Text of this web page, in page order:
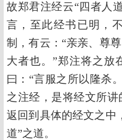
故郑君注经云“四者人
言，至此经书已明，
制，有云：“亲亲、尊
大者也。”郑注将之放
曰：“言服之所以隆杀
之注经，是将经文所讲
返回到具体的经文之中
道”之道。